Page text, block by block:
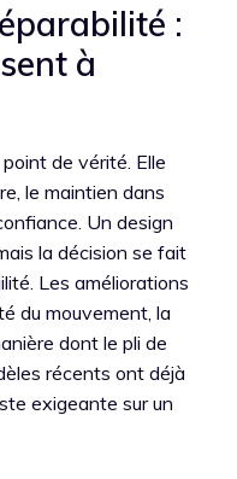
:
à
de vérité. Elle
le maintien dans
Un design
la décision se fait
Les améliorations
du mouvement, la
dont le pli de
récents ont déjà
exigeante sur un